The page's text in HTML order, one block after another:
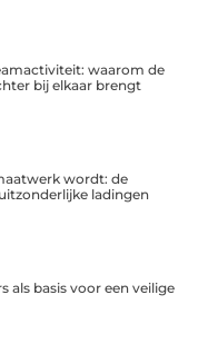
waarom de
bij elkaar brengt
wordt: de
ladingen
als basis voor een veilige